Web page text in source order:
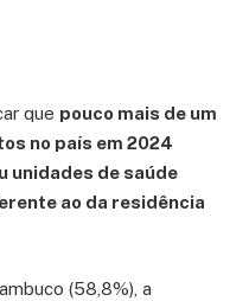
que pouco mais de um
no país em 2024
unidades de saúde
ao da residência
(58,8%), a